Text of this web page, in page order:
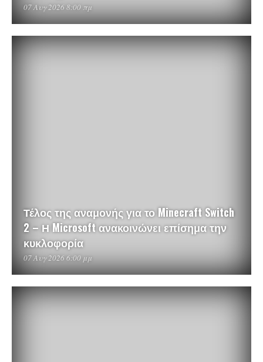
07 Αυγ 2026 8:00 πμ
Τέλος της αναμονής για το Minecraft Switch
2 – Η Microsoft ανακοινώνει επίσημα την
κυκλοφορία
07 Αυγ 2026 6:00 μμ